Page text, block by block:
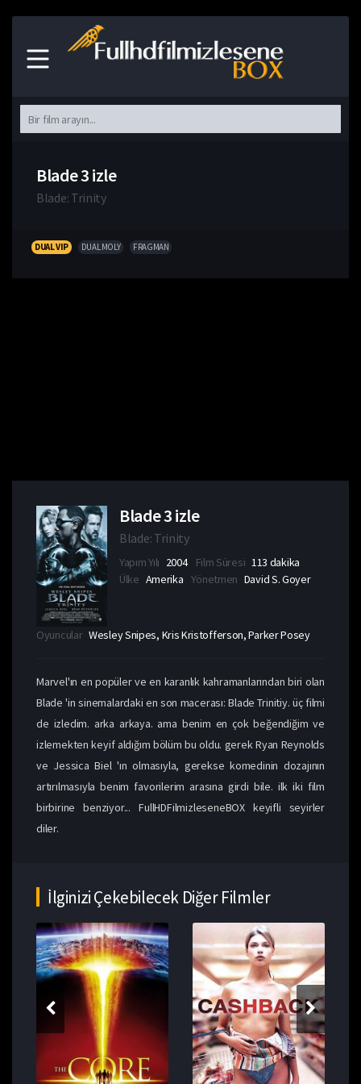
Blade 3 izle
Blade: Trinity
DUAL VIP DUAL MOLY FRAGMAN
Blade 3 izle
Blade: Trinity
Yapım Yılı 2004 Film Süresi 113 dakika
Ülke Amerika Yönetmen David S. Goyer
Oyuncular Wesley Snipes, Kris Kristofferson, Parker Posey
Marvel'ın en popüler ve en karanlık kahramanlarından biri olan
Blade 'in sinemalardaki en son macerası: Blade Trinitiy. üç filmi
de izledim. arka arkaya. ama benim en çok beğendiğim ve
izlemekten keyif aldığım bölüm bu oldu. gerek Ryan Reynolds
ve Jessica Biel 'ın olmasıyla, gerekse komedinin dozajının
artırılmasıyla benim favorilerim arasına girdi bile. ilk iki film
birbirine benziyor... FullHDFilmizleseneBOX keyifli seyirler
diler.
İlginizi Çekebilecek Diğer Filmler